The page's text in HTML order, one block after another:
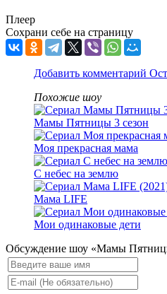
Плеер
Сохрани себе на страницу
Добавить комментарий
Похожие шоу
Мамы Пятницы 3 сезон
Моя прекрасная мама
С небес на землю
Мама LIFE
Мои одинаковые дети
Обсуждение шоу «Мамы